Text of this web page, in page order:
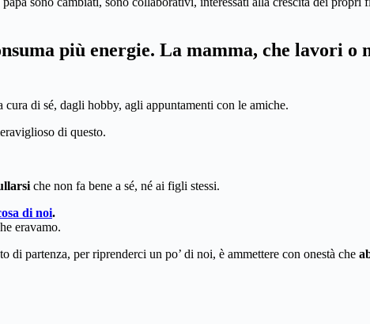
più energie. La mamma, che lavori o
cura di sé, dagli hobby, agli appuntamenti con le amiche.
di questo.
che non fa bene a sé, né ai figli stessi.
di noi.
eravamo.
di partenza, per riprenderci un po’ di noi, è ammettere con onestà che